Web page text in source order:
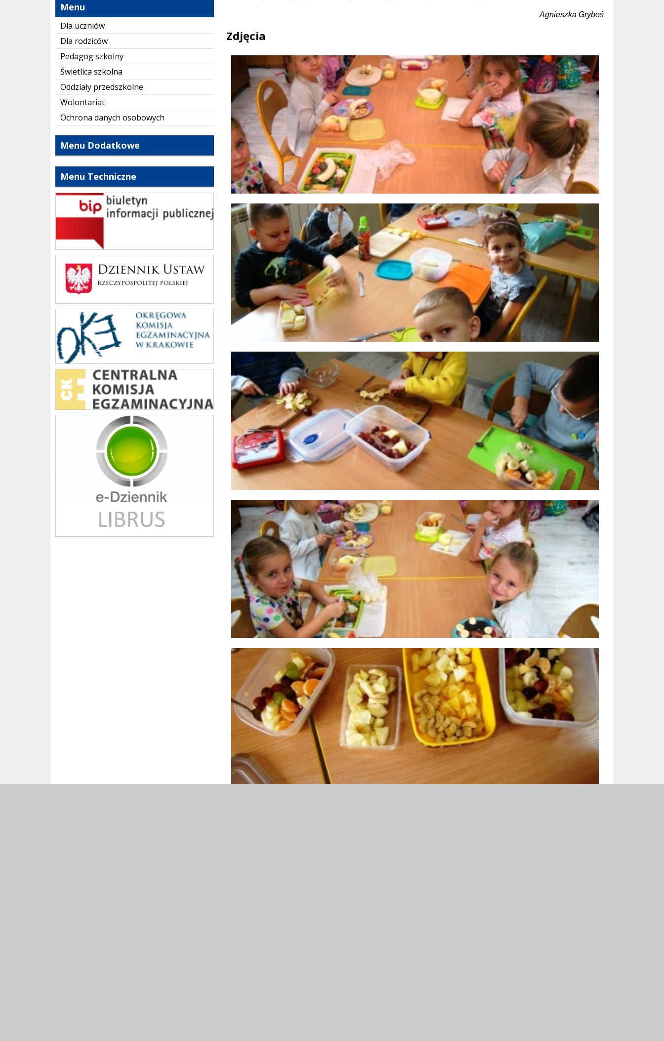
Menu
Dla uczniów
Dla rodziców
Pedagog szkolny
Świetlica szkolna
Oddziały przedszkolne
Wolontariat
Ochrona danych osobowych
Menu Dodatkowe
Menu Techniczne
bip szkoły
Dziennik Polski
oke_krakow
cke
Librus szkoła
Agnieszka Gryboś
Zdjęcia